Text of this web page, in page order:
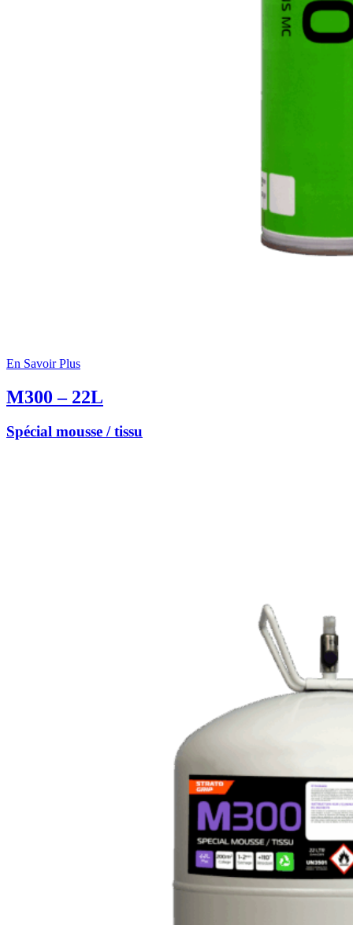
En Savoir Plus
M300 – 22L
Spécial mousse / tissu